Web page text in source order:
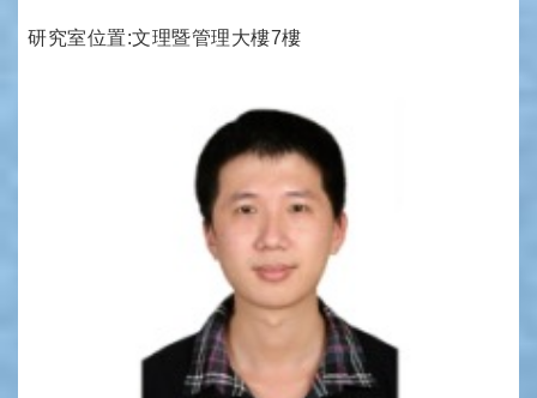
研究室位置:文理暨管理大樓7樓